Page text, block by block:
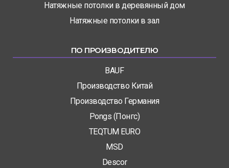
Натяжные потолки в деревянный дом
Натяжные потолки в зал
ПО ПРОИЗВОДИТЕЛЮ
BAUF
Производство Китай
Производство Германия
Pongs (Понгс)
TEQTUM EURO
MSD
Descor